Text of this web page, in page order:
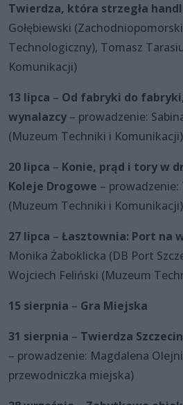
Twierdza, która strzegła
Gołębiewski
Technologiczny), Tomasz
Komunikacji)
13 lipca – Od fabryki do
wynalazcy – prowadzenie:
(Muzeum Techniki i Komunikacji)
20 lipca – Konie, prąd i tory w
Koleje Drogowe –
(Muzeum Techniki i Komunikacji)
27 lipca – Łasztownia: Port na
Monika Żaboklicka (DB Port
Wojciech Feliński (Muzeum
15 sierpnia – Gra Miejska
31 sierpnia – Twierdza
– prowadzenie: Magdalena
przewodniczka miejska)